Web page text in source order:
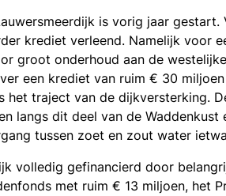
is vorig jaar
krediet verleend. Namelijk voor
groot onderhoud aan de
een krediet van ruim € 30
het traject van de dijkversterking.
langs dit deel van de Waddenkust
tussen zoet en zout water
volledig gefinancierd door
met ruim € 13 miljoen, het